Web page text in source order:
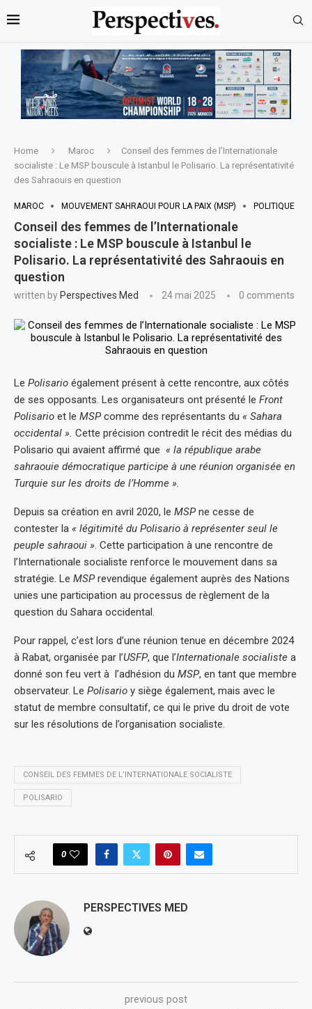
Home Maroc
Conseil des femmes de l’Internationale
socialiste : Le MSP bouscule à Istanbul le Polisario. La représentativité
des Sahraouis en question
MAROC MOUVEMENT SAHRAOUI POUR LA PAIX (MSP) POLITIQUE
Conseil des femmes de l’Internationale
socialiste : Le MSP bouscule à Istanbul le
Polisario. La représentativité des Sahraouis en
question
written by Perspectives Med 24 mai 2025 0 comments
Le Polisario également présent à cette rencontre, aux côtés
de ses opposants. Les organisateurs ont présenté le Front
Polisario et le MSPcomme des représentants du « Sahara
occidental ». Cette précision contredit le récit des médias du
Polisario qui avaient affirmé que « la république arabe
sahraouie démocratique participe à une réunion organisée en
Turquie sur les droits de l’Homme ».
Depuis sa création en avril 2020, le MSPne cesse de
contester la « légitimité du Polisario à représenter seul le
peuple sahraoui ». Cette participation à une rencontre de
l’Internationale socialiste renforce le mouvement dans sa
stratégie. Le MSPrevendique également auprès des Nations
unies une participation au processus de règlement de la
question du Sahara occidental.
Pour rappel, c’est lors d’une réunion tenue en décembre 2024
à Rabat, organisée par l’USFP, que l’Internationale socialiste a
donné son feu vert à l’adhésion du MSP, en tant que membre
observateur. Le Polisario y siège également, mais avec le
statut de membre consultatif, ce qui le prive du droit de vote
sur les résolutions de l’organisation socialiste.
CONSEIL DES FEMMES DE L’INTERNATIONALE SOCIALISTE
POLISARIO
0
PERSPECTIVES MED
previous post